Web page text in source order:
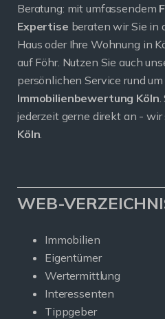
Beratung: mit umfassendem
Expertise beraten wir Sie in
Haus oder Ihre Wohnung in
auf Föhr. Nutzen Sie auch
persönlichen Service rund
Immobilienbewertung Köln.
jederzeit gerne direkt an - wir
Köln.
WEB-
Immobilien
Eigentümer
Wertermittlung
Interessenten
Tippgeber